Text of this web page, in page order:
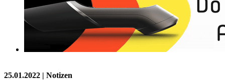
25.01.2022 | Notizen